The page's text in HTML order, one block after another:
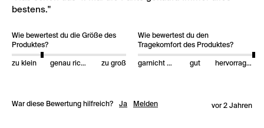
bestens."
Wie bewertest du die Größe des
Produktes?
zu klein genau richtig zu groß
Wie bewertest du den
Tragekomfort des Produktes?
garnicht gut gut hervorragend
War diese Bewertung hilfreich? Ja Melden vor 2 Jahren